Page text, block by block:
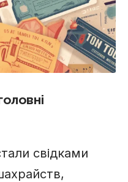
свідками